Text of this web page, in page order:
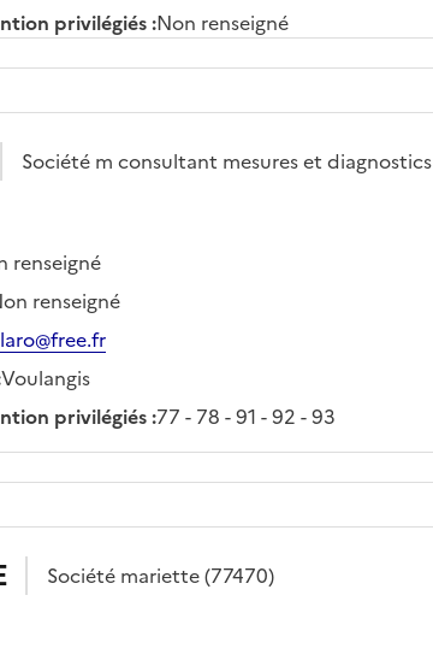
privilégiés:Non renseigné
Société m consultant mesures et diagnostics
renseigné
renseigné
Voulangis
privilégiés:77 - 78 - 91 - 92 - 93
Société mariette(77470)